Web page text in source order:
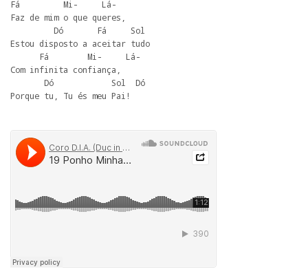
Fá         Mi-     Lá-
Faz de mim o que queres,
Estou disposto a aceitar tudo
Com infinita confiança,
Porque tu, Tu és meu Pai!